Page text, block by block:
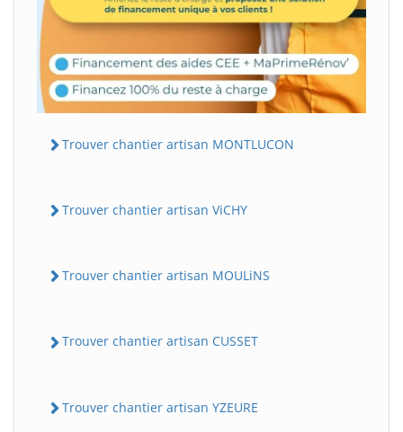
Trouver chantier artisan MONTLUCON
Trouver chantier artisan ViCHY
Trouver chantier artisan MOULiNS
Trouver chantier artisan CUSSET
Trouver chantier artisan YZEURE